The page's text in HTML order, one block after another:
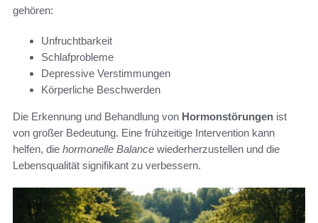
gehören:
Unfruchtbarkeit
Schlafprobleme
Depressive Verstimmungen
Körperliche Beschwerden
Die Erkennung und Behandlung von Hormonstörungen ist
von großer Bedeutung. Eine frühzeitige Intervention kann
helfen, die hormonelle Balance wiederherzustellen und die
Lebensqualität signifikant zu verbessern.